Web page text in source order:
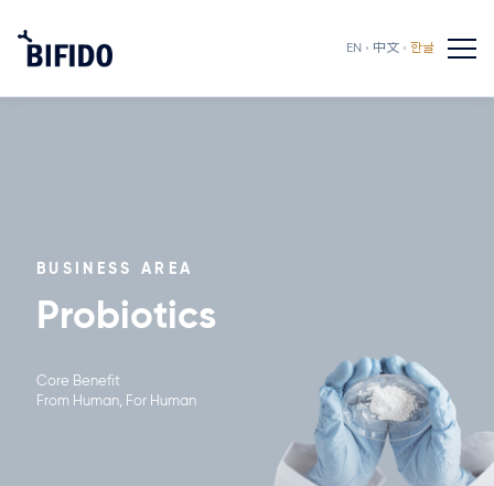
EN 中文 한글
BUSINESS AREA
Probiotics
Core Benefit
From Human, For Human